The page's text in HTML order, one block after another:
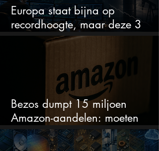
Europa staat bijna op
recordhoogte, maar deze 3
sectoren vallen nu op
Bezos dumpt 15 miljoen
Amazon-aandelen: moeten
beleggers zich zorgen maken?